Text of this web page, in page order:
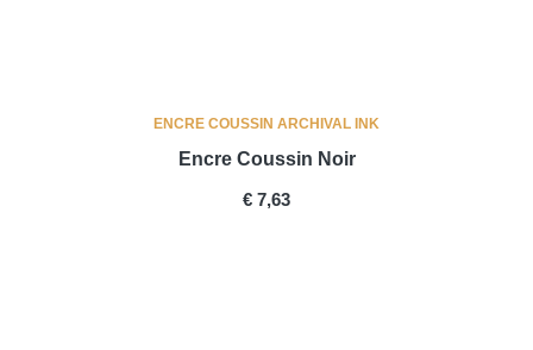
ENCRE COUSSIN ARCHIVAL INK
Encre Coussin Noir
PRICE
€ 7,63